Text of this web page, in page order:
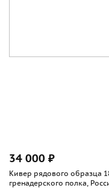
34 000 ₽
Кивер рядового образца
гренадерского полка,